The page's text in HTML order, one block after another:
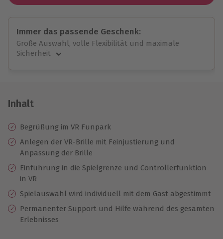
Immer das passende Geschenk:
Große Auswahl, volle Flexibilität und maximale
Sicherheit
Jeder Gutschein für alle Erlebnisse einlösbar.
10 Jahre gültig & verlängerbar.
Inhalt
Begrüßung im VR Funpark
Anlegen der VR-Brille mit Feinjustierung und
Anpassung der Brille
Einführung in die Spielgrenze und Controllerfunktion
in VR
Spielauswahl wird individuell mit dem Gast abgestimmt
Permanenter Support und Hilfe während des gesamten
Erlebnisses